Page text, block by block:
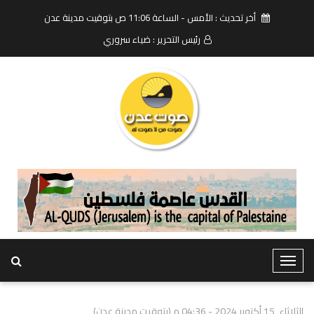
أخر تحديث : الأمس - الساعة 11:06 ص بتوقيت مدينة عدن
رئيس التحرير : ضياء سروري
T
o